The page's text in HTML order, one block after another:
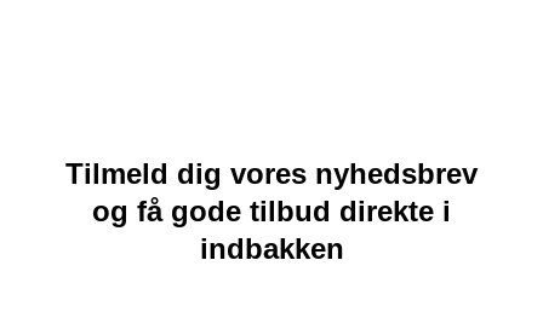
Tilmeld dig vores nyhedsbrev
og få gode tilbud direkte i
indbakken